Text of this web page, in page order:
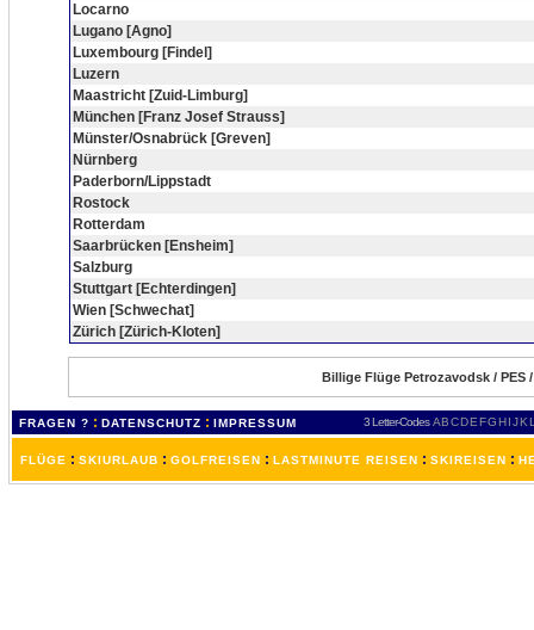
Locarno
Lugano [Agno]
Luxembourg [Findel]
Luzern
Maastricht [Zuid-Limburg]
München [Franz Josef Strauss]
Münster/Osnabrück [Greven]
Nürnberg
Paderborn/Lippstadt
Rostock
Rotterdam
Saarbrücken [Ensheim]
Salzburg
Stuttgart [Echterdingen]
Wien [Schwechat]
Zürich [Zürich-Kloten]
Billige Flüge Petrozavodsk /
FRAGEN ? : DATENSCHUTZ : IMPRESSUM 3 Letter-Codes ABCDEFGH IJKL
FLÜGE : SKIURLAUB : GOLFREISEN : LASTMINUTE REISEN : SKIREISEN :